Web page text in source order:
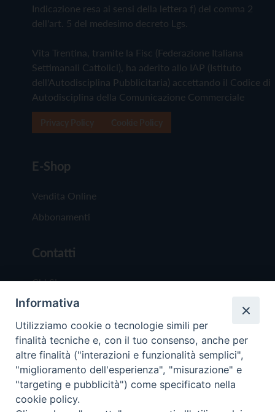
Indicazione resa ai sensi della lettera f) del comma 2
dell'art. 5 del medesimo decreto Lgs.
Vita Trentina, tramite la Fisc (Federazione Italiana
Settimanali Cattolici), ha aderito allo IAP (Istituto
dell'Autodisciplina Pubblicitaria) accettando il Codice di
Autodisciplina della Comunicazione Commerciale
E-Shop
Vendita Online
Abbonamenti
Contatti
Chi Siamo
Redazione
Scrivici
Copyright © 2019 - Tutti i diritti riservati - Vita
Informativa
Utilizziamo cookie o tecnologie simili per
finalità tecniche e, con il tuo consenso, anche per
altre finalità ("interazioni e funzionalità semplici",
"miglioramento dell'esperienza", "misurazione" e
"targeting e pubblicità") come specificato nella
cookie policy.